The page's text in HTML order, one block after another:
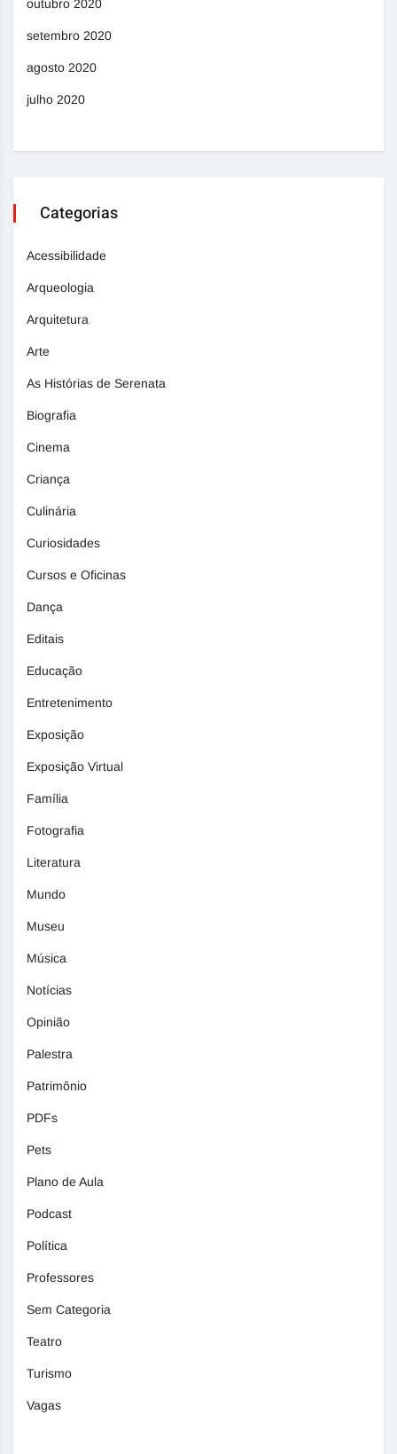
outubro 2020
setembro 2020
agosto 2020
julho 2020
Categorias
Acessibilidade
Arqueologia
Arquitetura
Arte
As Histórias de Serenata
Biografia
Cinema
Criança
Culinária
Curiosidades
Cursos e Oficinas
Dança
Editais
Educação
Entretenimento
Exposição
Exposição Virtual
Família
Fotografia
Literatura
Mundo
Museu
Música
Notícias
Opinião
Palestra
Patrimônio
PDFs
Pets
Plano de Aula
Podcast
Política
Professores
Sem Categoria
Teatro
Turismo
Vagas